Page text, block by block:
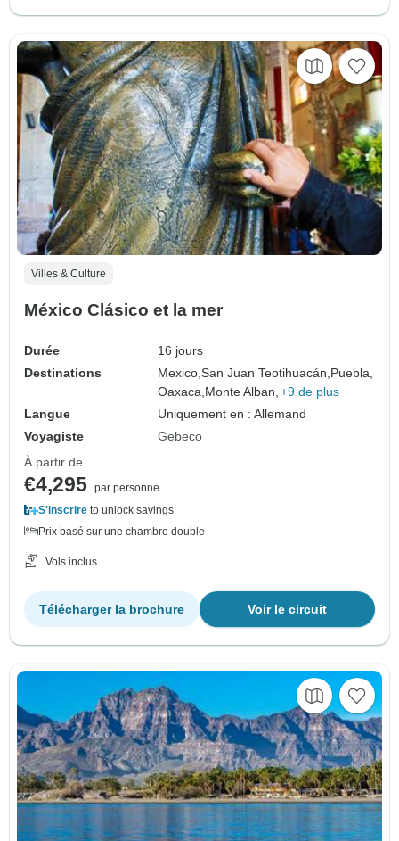
Villes & Culture
México Clásico et la mer
Durée
16 jours
Destinations
Mexico,San Juan Teotihuacán, Puebla,
Oaxaca, Monte Alban, +9 de plus
Langue
Uniquement en : Allemand
Voyagiste
Gebeco
À partir de
€4,295 par personne
S'inscrire to unlock savings
Prix basé sur une chambre double
Vols inclus
Voir le circuit
Télécharger la brochure